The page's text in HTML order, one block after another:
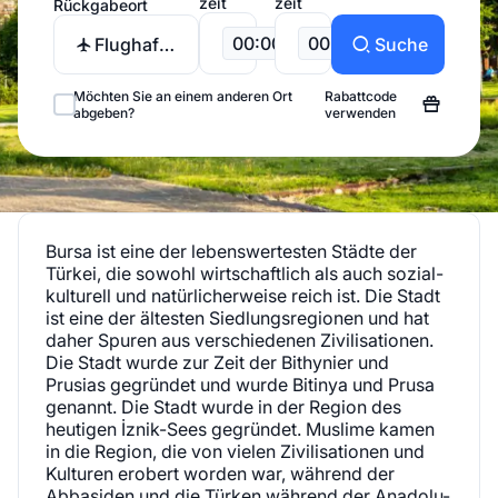
Rückgabeort
Flughafen
Yenisehir
00:00 00:00 Suche
Möchten Sie an einem anderen Ort
abgeben?
Rabattcode
verwenden
Bursa ist eine der lebenswertesten Städte der
Türkei, die sowohl wirtschaftlich als auch sozial-
kulturell und natürlicherweise reich ist. Die Stadt
ist eine der ältesten Siedlungsregionen und hat
daher Spuren aus verschiedenen Zivilisationen.
Die Stadt wurde zur Zeit der Bithynier und
Prusias gegründet und wurde Bitinya und Prusa
genannt. Die Stadt wurde in der Region des
heutigen İznik-Sees gegründet. Muslime kamen
in die Region, die von vielen Zivilisationen und
Kulturen erobert worden war, während der